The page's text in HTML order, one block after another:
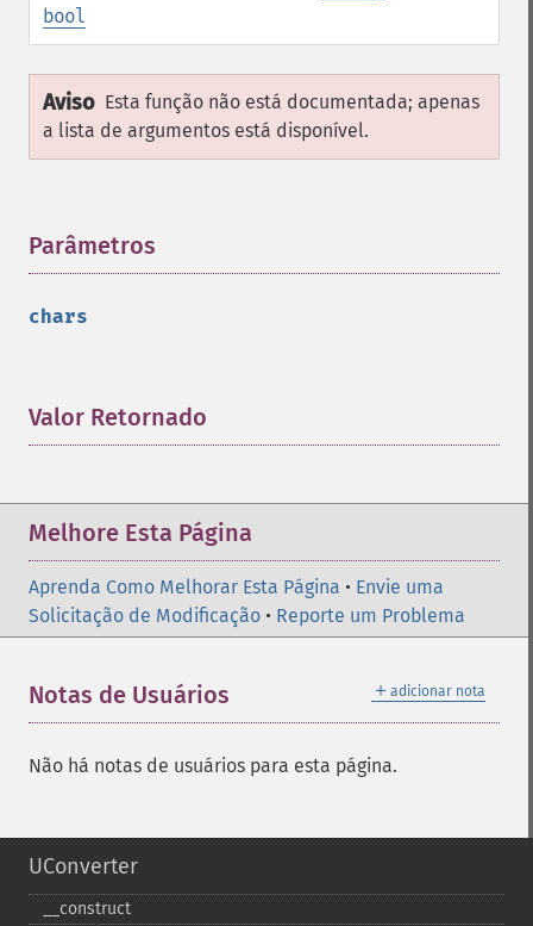
bool
Aviso Esta função não está documentada; apenas
a lista de argumentos está disponível.
Parâmetros
chars
Valor Retornado
Melhore Esta Página
Aprenda Como Melhorar Esta Página • Envie uma
Solicitação de Modificação • Reporte um Problema
＋ adicionar nota
Notas de Usuários
Não há notas de usuários para esta página.
UConverter
_​_​construct